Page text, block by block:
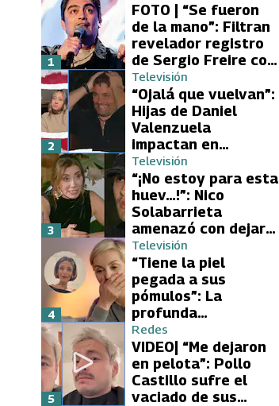
FOTO | “Se fueron
de la mano”: Filtran
revelador registro
de Sergio Freire con
supuesta nueva
conquista
1
Televisión
“Ojalá que vuelvan”:
Hijas de Daniel
Valenzuela
impactan en
Volverías con tu Ex
2 con directa
petición a su papá
sobre Yamila Reyna
2
Televisión
“¡No estoy para esta
huev…!”: Nico
Solabarrieta
amenazó con dejar
Volverías con tu Ex
tras encontrón con
Carmen Gloria
Arroyo
3
Televisión
“Tiene la piel
pegada a sus
pómulos”: La
profunda
preocupación de
Fran García-
Huidobro por la
extrema delgadez
de Kathy Orellana
4
Redes
VIDEO| “Me dejaron
en pelota”: Pollo
Castillo sufre el
vaciado de sus
5